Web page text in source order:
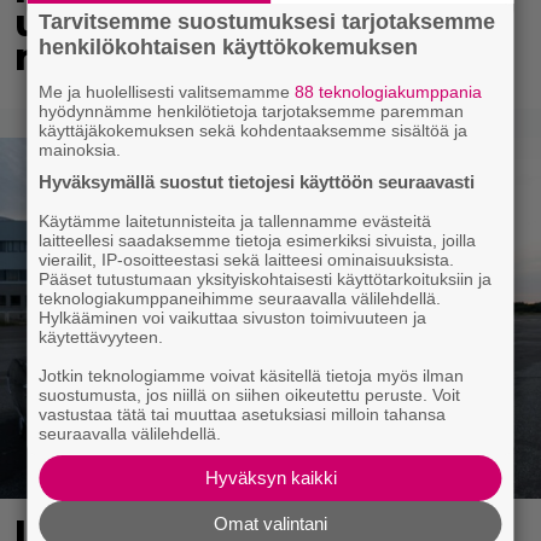
uusiksi – 18-vuotias
nuorimies teki historiaa
Tarvitsemme suostumuksesi tarjotaksemme
henkilökohtaisen käyttökokemuksen
Me ja huolellisesti valitsemamme88 teknologiakumppania
hyödynnämme henkilötietoja tarjotaksemme paremman
käyttäjäkokemuksen sekä kohdentaaksemme sisältöä ja
mainoksia.
Hyväksymällä suostut tietojesi käyttöön seuraavasti
Käytämme laitetunnisteita ja tallennamme evästeitä
laitteellesi saadaksemme tietoja esimerkiksi sivuista, joilla
vierailit, IP-osoitteestasi sekä laitteesi ominaisuuksista.
Pääset tutustumaan yksityiskohtaisesti käyttötarkoituksiin ja
teknologiakumppaneihimme seuraavalla välilehdellä.
Hylkääminen voi vaikuttaa sivuston toimivuuteen ja
käytettävyyteen.
Jotkin teknologiamme voivat käsitellä tietoja myös ilman
suostumusta, jos niillä on siihen oikeutettu peruste. Voit
vastustaa tätä tai muuttaa asetuksiasi milloin tahansa
seuraavalla välilehdellä.
Hyväksyn kaikki
Omat valintani